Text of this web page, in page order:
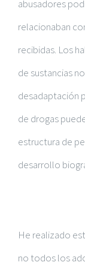
abusadores
relacionaban
recibidas. Los
de sustancias
desadaptación
de drogas
estructura de
desarrollo
He realizado
no todos los